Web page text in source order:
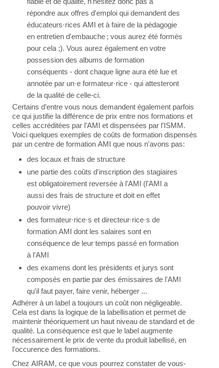
répondre aux offres d'emploi qui demandent des
éducateurs·rices AMI et à faire de la pédagogie
en entretien d'embauche ; vous aurez été formés
pour cela ;). Vous aurez également en votre
possession des albums de formation
conséquents - dont chaque ligne aura été lue et
annotée par un·e formateur·rice - qui attesteront
de la qualité de celle-ci.
Certains d’entre vous nous demandent également parfois
ce qui justifie la différence de prix entre nos formations et
celles accréditées par l'AMI et dispensées par l'ISMM.
Voici quelques exemples de coûts de formation dispensés
par un centre de formation AMI que nous n'avons pas:
des locaux et frais de structure
une partie des coûts d'inscription des stagiaires
est obligatoirement reversée à l'AMI (l'AMI a
aussi des frais de structure et doit en effet
pouvoir vivre)
des formateur·rice·s et directeur·rice·s de
formation AMI dont les salaires sont en
conséquence de leur temps passé en formation
à l'AMI
des examens dont les présidents et jurys sont
composés en partie par des émissaires de l'AMI
qu'il faut payer, faire venir, héberger ...
Adhérer à un label a toujours un coût non négligeable.
Cela est dans la logique de la labellisation et permet de
maintenir théoriquement un haut niveau de standard et de
qualité. La conséquence est que le label augmente
nécessairement le prix de vente du produit labellisé, en
l'occurence des formations.
Chez AIRAM, ce que vous pourrez constater de vous-